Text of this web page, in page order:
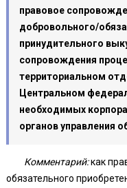
правовое
добровольного/
принудительного
сопровождения
территориальном
Центральном
необходимых
органов управления
Комментарий:как
обязательного